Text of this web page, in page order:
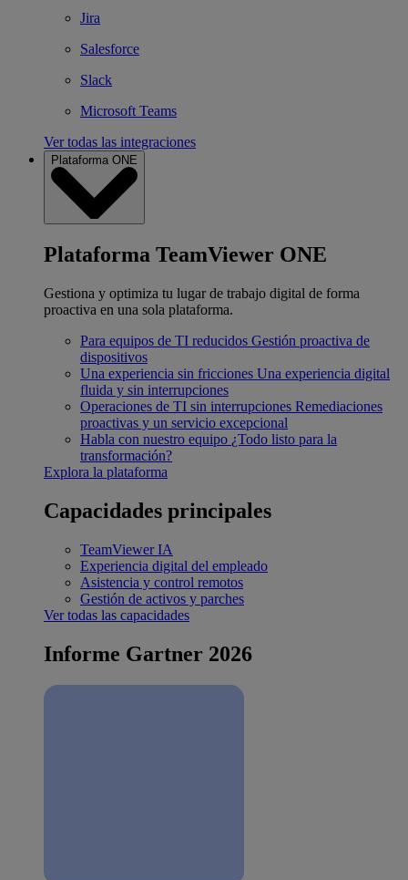
Jira
Salesforce
Slack
Microsoft Teams
Ver todas las integraciones
Plataforma ONE
Plataforma TeamViewer ONE
Gestiona y optimiza tu lugar de trabajo digital de forma
proactiva en una sola plataforma.
Para equipos de TI reducidos Gestión proactiva de
dispositivos
Una experiencia sin fricciones Una experiencia digital
fluida y sin interrupciones
Operaciones de TI sin interrupciones Remediaciones
proactivas y un servicio excepcional
Habla con nuestro equipo ¿Todo listo para la
transformación?
Explora la plataforma
Capacidades principales
TeamViewer IA
Experiencia digital del empleado
Asistencia y control remotos
Gestión de activos y parches
Ver todas las capacidades
Informe Gartner 2026